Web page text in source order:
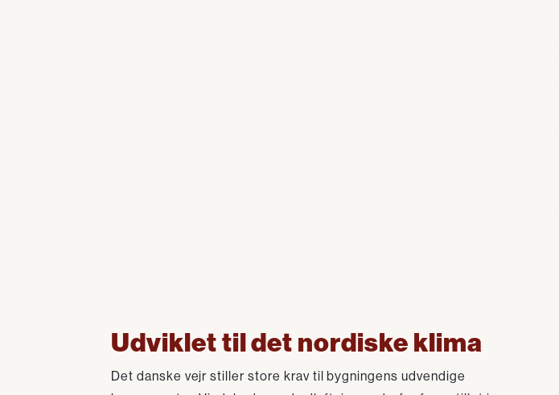
Udviklet til det nordiske klima
Det danske vejr stiller store krav til bygningens udvendige